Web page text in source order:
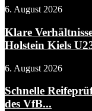
6. August 2026
Klare
Holstein Kiels
6. August 2026
Schnelle
des VfB...